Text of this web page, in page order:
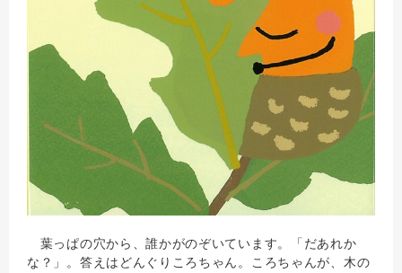
葉っぱの穴から、誰かがのぞいています。「だあれか
な？」。答えはどんぐりころちゃん。ころちゃんが、木の